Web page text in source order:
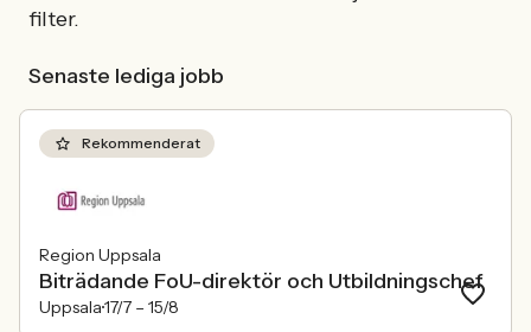
filter.
Senaste lediga jobb
Rekommenderat
Region Uppsala
Biträdande FoU-direktör och Utbildningschef
Uppsala17/7 – 15/8